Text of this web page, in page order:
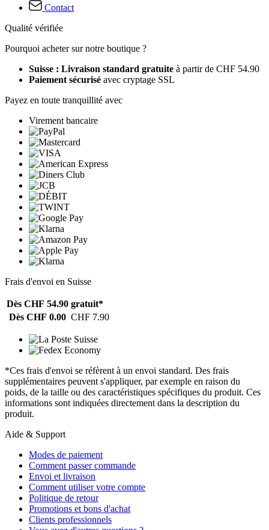
Contact
Qualité vérifiée
Pourquoi acheter sur notre boutique ?
Suisse : Livraison standard gratuite à partir de CHF 54.90
Paiement sécurisé avec cryptage SSL
Payez en toute tranquillité avec
Virement bancaire
Frais d'envoi en Suisse
Dès CHF 54.90 gratuit*
Dès CHF 0.00 CHF 7.90
*Ces frais d'envoi se réfèrent à un envoi standard. Des frais
supplémentaires peuvent s'appliquer, par exemple en raison du
poids, de la taille ou des caractéristiques spécifiques du produit. Ces
informations sont indiquées directement dans la description du
produit.
Aide & Support
Modes de paiement
Comment passer commande
Envoi et livraison
Comment utiliser votre compte
Politique de retour
Promotions et bons d'achat
Clients professionnels